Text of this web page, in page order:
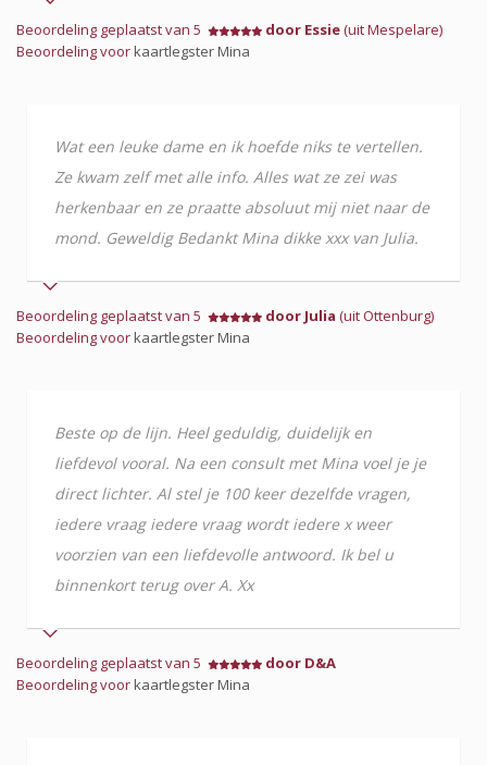
Beoordeling geplaatst van 5 door Essie(uit Mespelare)
Beoordeling voorkaartlegster Mina
Wat een leuke dame en ik hoefde niks te vertellen.
Ze kwam zelf met alle info. Alles wat ze zei was
herkenbaar en ze praatte absoluut mij niet naar de
mond. Geweldig Bedankt Mina dikke xxx van Julia.
Beoordeling geplaatst van 5 door Julia (uit Ottenburg)
Beoordeling voorkaartlegster Mina
Beste op de lijn. Heel geduldig, duidelijk en
liefdevol vooral. Na een consult met Mina voel je je
direct lichter. Al stel je 100 keer dezelfde vragen,
iedere vraag iedere vraag wordt iedere x weer
voorzien van een liefdevolle antwoord. Ik bel u
binnenkort terug over A. Xx
Beoordeling geplaatst van 5
door D&A
Beoordeling voorkaartlegster Mina